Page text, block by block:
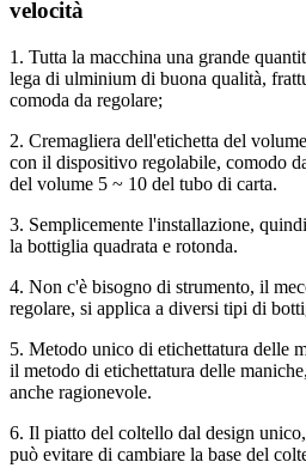
velocità
1. Tutta la macchina una grande
lega di ulminium di buona qualità,
comoda da regolare;
2. Cremagliera dell'etichetta del
con il dispositivo regolabile, comodo
del volume 5 ~ 10 del tubo di carta.
3. Semplicemente l'installazione,
la bottiglia quadrata e rotonda.
4. Non c'è bisogno di strumento, il
regolare, si applica a diversi tipi di
5. Metodo unico di etichettatura delle
il metodo di etichettatura delle
anche ragionevole.
6. Il piatto del coltello dal design
può evitare di cambiare la base del